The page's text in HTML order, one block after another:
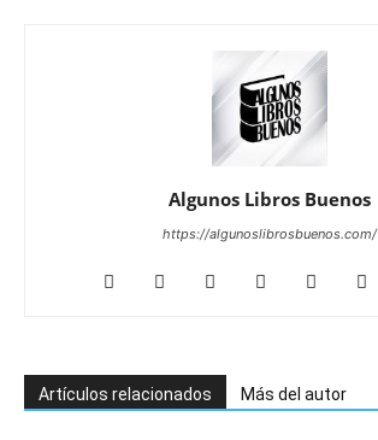
Algunos Libros Buenos
https://algunoslibrosbuenos.com/
Artículos relacionados Más del autor